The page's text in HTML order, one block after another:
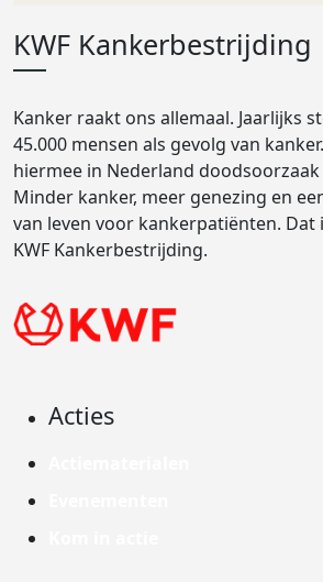
KWF Kankerbestrijding
Kanker raakt ons allemaal. Jaarlijks
45.000 mensen als gevolg van
hiermee in Nederland
Minder kanker, meer genezing en
van leven voor kankerpatiënten. Dat
KWF Kankerbestrijding.
Acties